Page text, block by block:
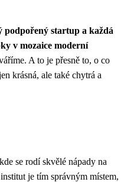
podpořený startup a každá
v mozaice moderní
A to je přesně to, o co
krásná, ale také chytrá a
se rodí skvělé nápady na
je tím správným místem,